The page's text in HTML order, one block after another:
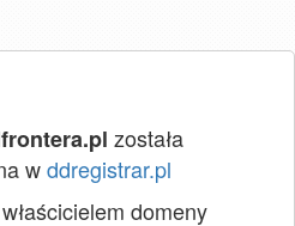
została
wddregistrar.pl
domeny